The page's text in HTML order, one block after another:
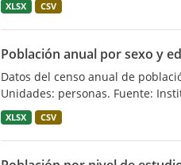
XLSX CSV
Población anual por sexo y
Datos del censo anual de
Unidades: personas. Fuente:
XLSX CSV